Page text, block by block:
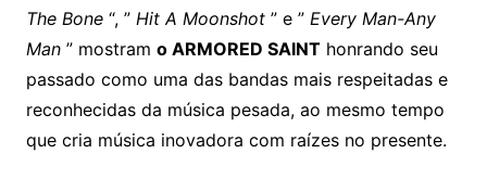
The Bone“, ” Hit A Moonshot” e ” Every Man-Any
Man” mostram o ARMORED SAINThonrando seu
passado como uma das bandas mais respeitadas e
reconhecidas da música pesada, ao mesmo tempo
que cria música inovadora com raízes no presente.